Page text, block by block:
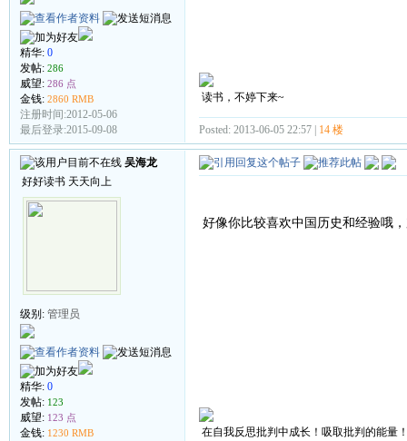
精华: 0
发帖: 286
威望: 286 点
金钱: 2860 RMB
注册时间:2012-05-06
最后登录:2015-09-08
读书，不婷下来~
Posted: 2013-06-05 22:57 | 14 楼
吴海龙
好好读书 天天向上
级别: 管理员
精华: 0
发帖: 123
威望: 123 点
金钱: 1230 RMB
好像你比较喜欢中国历史和经验哦
在自我反思批判中成长！吸取批判的能量